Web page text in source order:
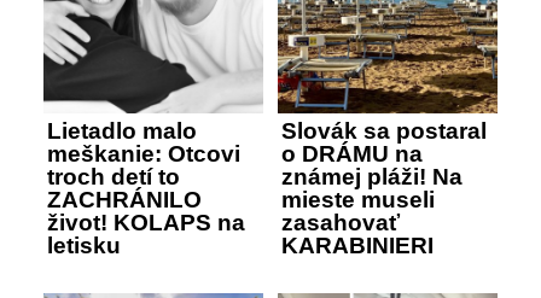
Lietadlo malo
meškanie: Otcovi
troch detí to
ZACHRÁNILO
život! KOLAPS na
letisku
Slovák sa postaral
o DRÁMU na
známej pláži! Na
mieste museli
zasahovať
KARABINIERI